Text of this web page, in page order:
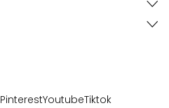
PinterestYoutubeTiktok